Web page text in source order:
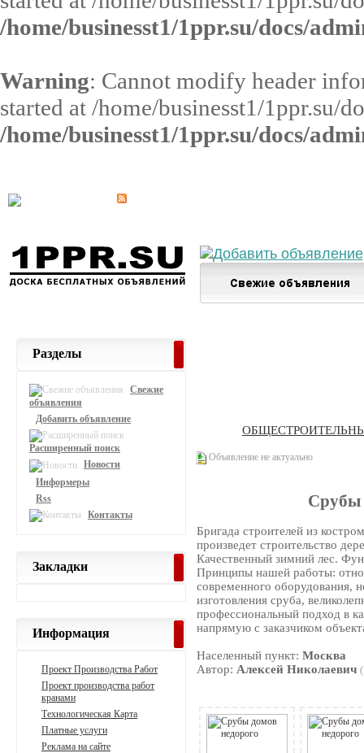
/home/businesst1/1ppr.su/docs/
Warning: Cannot modify header
started at /home/businesst1/1ppr.su/
/home/businesst1/1ppr.su/docs/
Объявление не актуально
Срубы
Бригада строителей из
произведет строительство
Качественный зимний лес.
Принципы нашей работы:
современного оборудования,
изготовления сруба,
профессиональный подход в
напрямую с заказчиком
Населенный пункт:Москва
Автор: Алексей Николаевич
Разделы
Свежие
объявления
Добавить объявление
Расширенный поиск
Новости
Информеры
Rss
Контакты
Закладки
Информация
Проект Производства Работ
Проект производства работ
кранами
Технологическая Карта
Платные услуги
Реклама на сайте